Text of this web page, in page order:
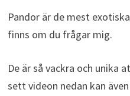
Pandor är de mest
finns om du frågar mig.
De är så vackra och unika
sett videon nedan kan